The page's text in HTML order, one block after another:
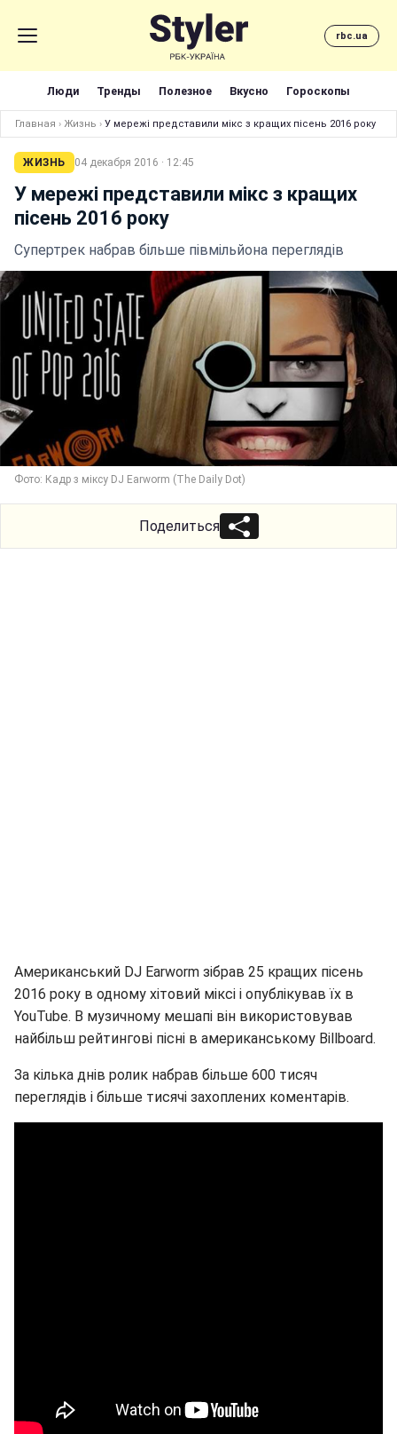
rbc.ua
Люди Тренды Полезное Вкусно Гороскопы
Главная › Жизнь › У мережі представили мікс з кращих пісень 2016 року
ЖИЗНЬ 04 декабря 2016 · 12:45
У мережі представили мікс з кращих
пісень 2016 року
Супертрек набрав більше півмільйона переглядів
Фото: Кадр з міксу DJ Earworm (The Daily Dot)
Поделиться
Американський DJ Earworm зібрав 25 кращих пісень
2016 року в одному хітовий міксі і опублікував їх в
YouTube. В музичному мешапі він використовував
найбільш рейтингові пісні в американському Billboard.
За кілька днів ролик набрав більше 600 тисяч
переглядів і більше тисячі захоплених коментарів.